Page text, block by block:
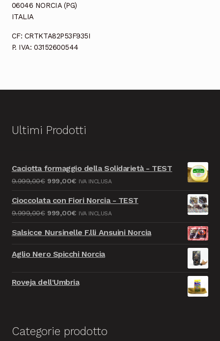
06046 NORCIA (PG)
ITALIA
CF: CRTKTA82P53F935I
P. IVA: 03152600544
Ultimi Prodotti
Caciotta formaggio della Solidarietà - TEST
9.999,00€ Il
originale
era:
9.999,00€.
999,00€Il
attuale
è:
999,00€.
IVA INCLUSA
Cioccolata con Fiori Norcia - TEST
9.999,00€ Il
originale
9.999,00€.
999,00€Il
attuale
è:
IVA INCLUSA
Salsicce Nursinelle F.lli Ansuini Norcia
Aglio Nero Spicchi Norcia
Roveja dell'Umbria
Categorie prodotto